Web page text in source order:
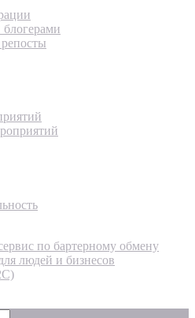
блогерами
по бартерному обмену
людей и бизнесов